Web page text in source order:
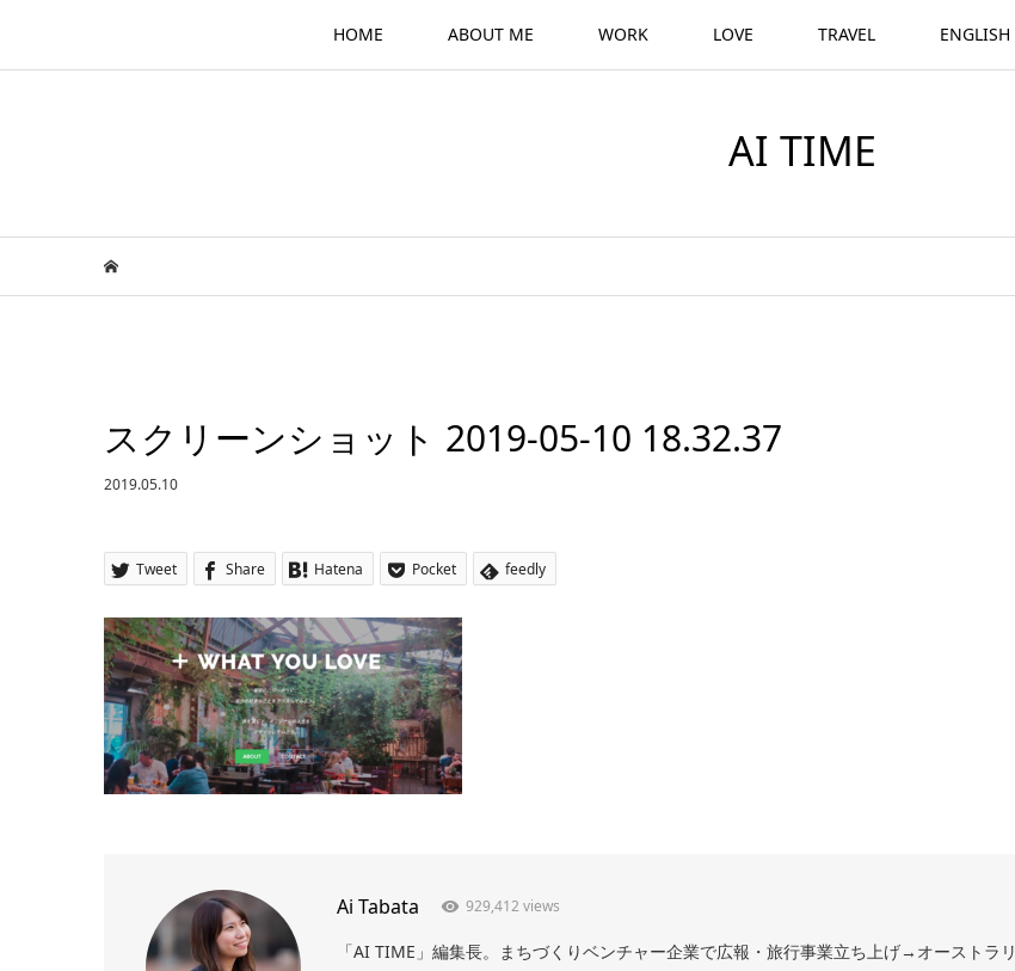
HOME ABOUT ME WORK LOVE TRAVEL ENGLISH
AI TIME
スクリーンショット 2019-05-10 18.32.37
2019.05.10
Tweet Share Hatena Pocket feedly
Ai Tabata 929,412 views
「AI TIME」編集長。まちづくりベンチャー企業で広報・旅行事業立ち上げ→オーストラリ